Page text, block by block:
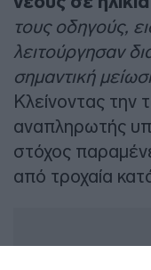
τους οδηγούς,
λειτούργησαν
σημαντική
Κλείνοντας την
αναπληρωτής
στόχος
από τροχαία